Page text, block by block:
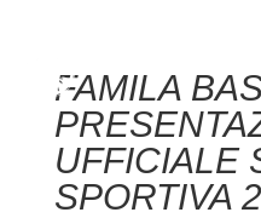
FAMILA
UFFICIALE
SPORTIVA